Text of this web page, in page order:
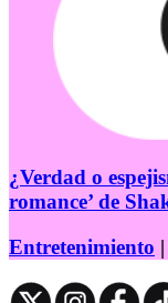
¿Verdad o
romance’ de
Entretenimiento